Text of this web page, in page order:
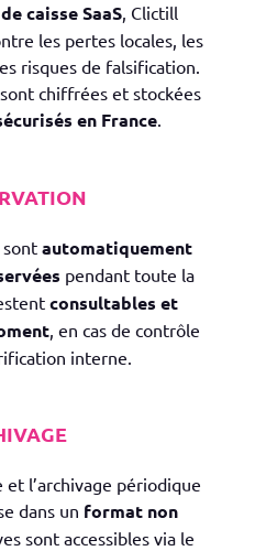
caisse SaaS, Clictill
les pertes locales, les
risques de falsification.
chiffrées et stockées
en France.
sont automatiquement
pendant toute la
consultables et
, en cas de contrôle
interne.
l’archivage périodique
dans un format non
sont accessibles via le